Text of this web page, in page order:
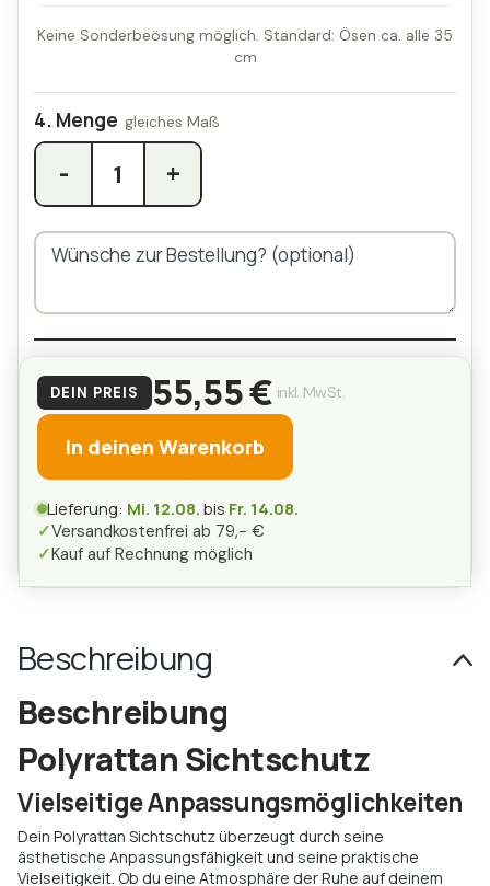
Keine Sonderbeösung möglich. Standard: Ösen ca. alle 35
cm
Menge
- +
DEIN PREIS 55,55 € inkl. MwSt.
In deinen Warenkorb
Lieferung: Mi. 12.08.bis Fr. 14.08.
✓Versandkostenfrei ab 79,- €
✓Kauf auf Rechnung möglich
Beschreibung
Beschreibung
Polyrattan Sichtschutz
Vielseitige Anpassungsmöglichkeiten
Dein Polyrattan Sichtschutz überzeugt durch seine
ästhetische Anpassungsfähigkeit und seine praktische
Vielseitigkeit. Ob du eine Atmosphäre der Ruhe auf deinem